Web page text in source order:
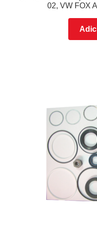
02, VW FOX